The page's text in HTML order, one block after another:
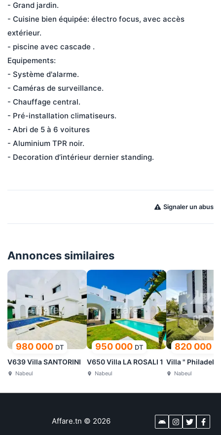
- Grand jardin.
- Cuisine bien équipée: électro focus, avec accès
extérieur.
- piscine avec cascade .
Equipements:
- Système d'alarme.
- Caméras de surveillance.
- Chauffage central.
- Pré-installation climatiseurs.
- Abri de 5 à 6 voitures
- Aluminium TPR noir.
- Decoration d’intérieur dernier standing.
Signaler un abus
Annonces similaires
980 000 DT
V639 Villa SANTORINI
Nabeul
950 000 DT
V650 Villa LA ROSALI 1
Nabeul
820 000
Villa "
Nabeul
›
Affare.tn © 2026